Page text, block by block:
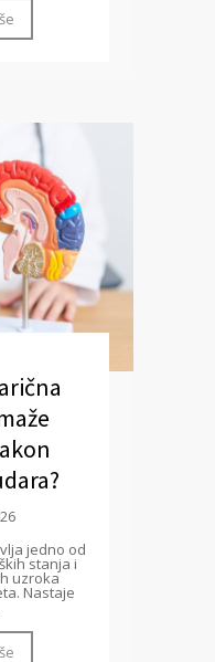
jedno od
stanja i
uzroka
Nastaje